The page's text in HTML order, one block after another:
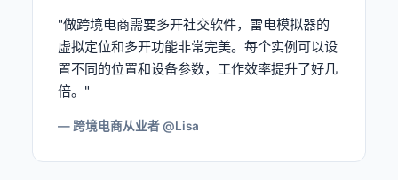
"做跨境电商需要多开社交软件，雷电模拟器的
虚拟定位和多开功能非常完美。每个实例可以设
置不同的位置和设备参数，工作效率提升了好几
倍。"
— 跨境电商从业者 @Lisa